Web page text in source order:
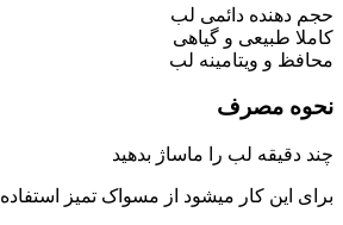
حجم دهنده دائمی لب
کاملا طبیعی و گیاهی
محافظ و ویتامینه لب
نحوه مصرف
چند دقیقه لب را ماساژ بدهید
برای این کار میشود از مسواک تمیز